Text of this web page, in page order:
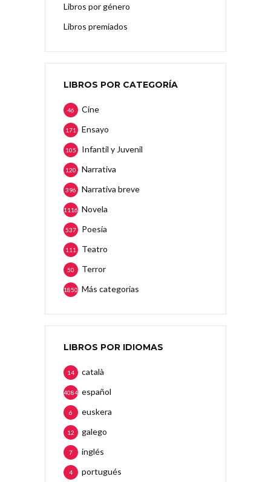
Libros por género
Libros premiados
LIBROS POR CATEGORÍA
Cine
46
Ensayo
171
Infantil y Juvenil
105
Narrativa
120
Narrativa breve
396
Novela
1116
Poesía
537
Teatro
111
Terror
50
Más categorias
1850
LIBROS POR IDIOMAS
català
14
español
4084
euskera
6
galego
12
inglés
7
portugués
4